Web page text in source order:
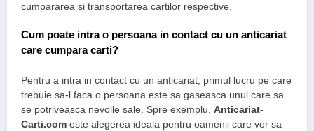
cumpararea si transportarea cartilor respective.
Cum poate intra o persoana in contact cu un anticariat
care cumpara carti?
Pentru a intra in contact cu un anticariat, primul lucru pe care
trebuie sa-l faca o persoana este sa gaseasca unul care sa
se potriveasca nevoile sale. Spre exemplu, Anticariat-
Carti.com este alegerea ideala pentru oamenii care vor sa